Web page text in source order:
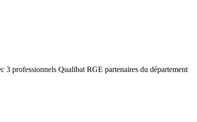
3 professionnels Qualibat RGE partenaires du département